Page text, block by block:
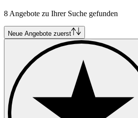
BMW G80
BMW G81
BMW Modelle
BMW 02er
BMW 3.0
BMW 503
BMW 5er
BMW 6er
8 Angebote zu Ihrer Suche gefunden
Neue Angebote zuerst